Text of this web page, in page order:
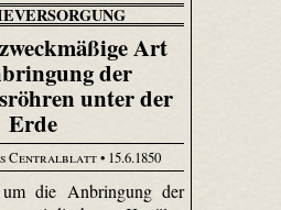
Art
der
unter der
Erde
Centralblatt• 15.6.1850
die Anbringung der